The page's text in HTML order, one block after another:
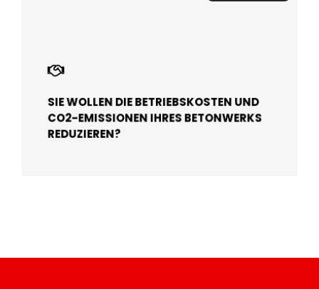
SIE WOLLEN DIE BETRIEBSKOSTEN UND
CO2-EMISSIONEN IHRES BETONWERKS
REDUZIEREN?